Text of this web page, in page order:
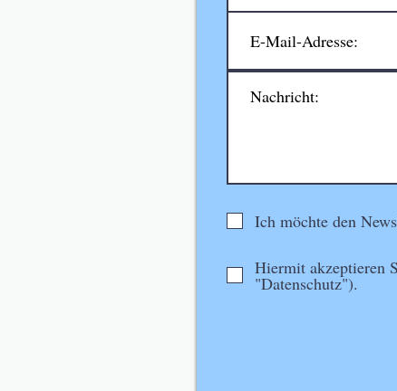
Ich möchte den
Hiermit akzeptieren
"Datenschutz").